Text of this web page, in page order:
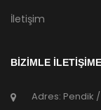
İletişim
BİZİMLE
Adres: Pendik /